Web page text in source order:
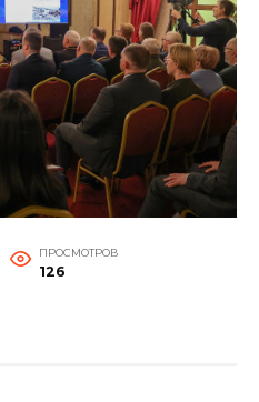
ПРОСМОТРОВ
126